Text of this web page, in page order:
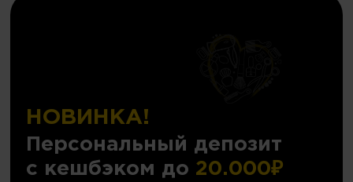
НОВИНКА!
Персональный депозит
с кешбэком до 20.000₽